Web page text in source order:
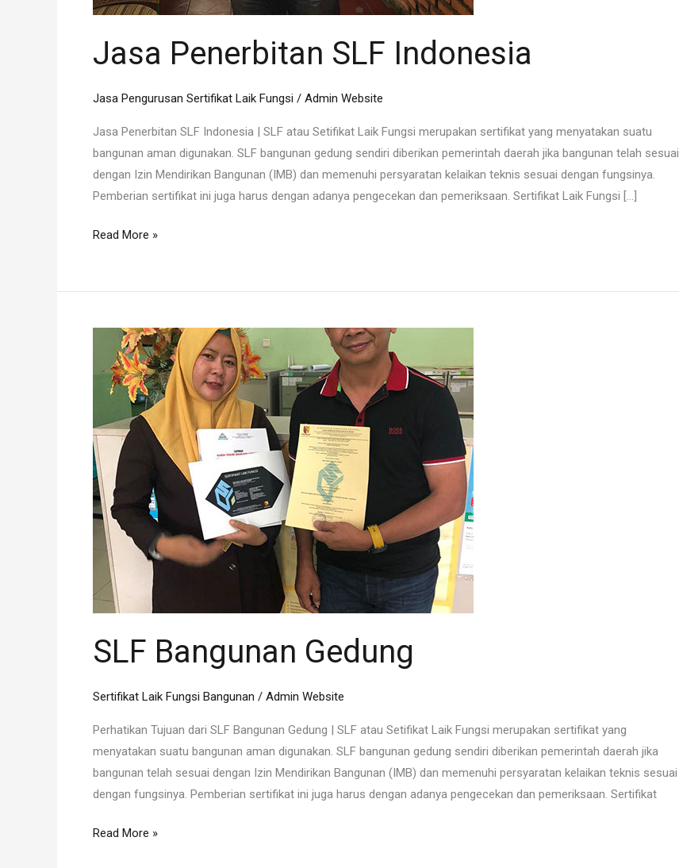
Jasa Penerbitan SLF Indonesia
Jasa Pengurusan Sertifikat Laik Fungsi / Admin Website
Jasa Penerbitan SLF Indonesia | SLF atau Setifikat Laik Fungsi merupakan sertifikat yang menyatakan suatu
bangunan aman digunakan. SLF bangunan gedung sendiri diberikan pemerintah daerah jika bangunan telah sesuai
dengan Izin Mendirikan Bangunan (IMB) dan memenuhi persyaratan kelaikan teknis sesuai dengan fungsinya.
Pemberian sertifikat ini juga harus dengan adanya pengecekan dan pemeriksaan. Sertifikat Laik Fungsi […]
Read More »
SLF Bangunan Gedung
Sertifikat Laik Fungsi Bangunan / Admin Website
Perhatikan Tujuan dari SLF Bangunan Gedung | SLF atau Setifikat Laik Fungsi merupakan sertifikat yang
menyatakan suatu bangunan aman digunakan. SLF bangunan gedung sendiri diberikan pemerintah daerah jika
bangunan telah sesuai dengan Izin Mendirikan Bangunan (IMB) dan memenuhi persyaratan kelaikan teknis sesuai
dengan fungsinya. Pemberian sertifikat ini juga harus dengan adanya pengecekan dan pemeriksaan. Sertifikat
Bangunan
Gedung
Read More »